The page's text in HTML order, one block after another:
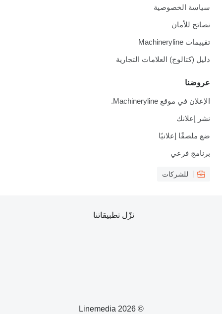
سياسة الخصوصية
نصائح للأمان
تقييمات Machineryline
دليل (كتالوج) العلامات التجارية
عروضنا
الإعلان في موقع Machineryline.
نشر إعلانك
ضع ملصقًا إعلانيًا
برنامج فرعي
للشركات
© 2026 Linemedia
نزّل تطبيقاتنا